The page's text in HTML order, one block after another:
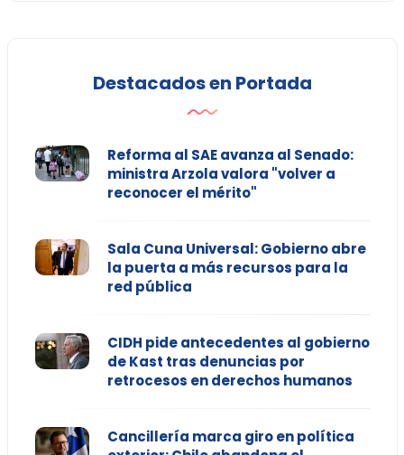
Destacados en Portada
Reforma al SAE avanza al Senado:
ministra Arzola valora "volver a
reconocer el mérito"
Sala Cuna Universal: Gobierno abre
la puerta a más recursos para la
red pública
CIDH pide antecedentes al gobierno
de Kast tras denuncias por
retrocesos en derechos humanos
Cancillería marca giro en política